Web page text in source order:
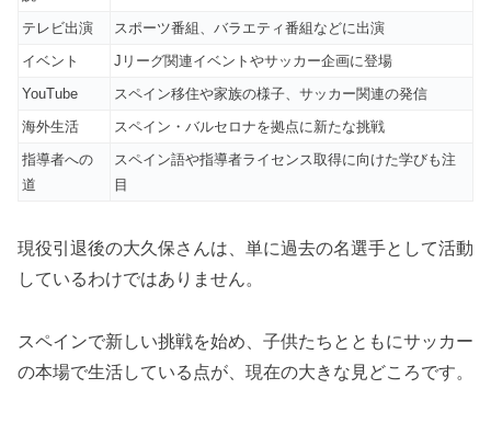
テレビ出演
スポーツ番組、バラエティ番組などに出演
イベント
Jリーグ関連イベントやサッカー企画に登場
YouTube
スペイン移住や家族の様子、サッカー関連の発信
海外生活
スペイン・バルセロナを拠点に新たな挑戦
指導者への
道
スペイン語や指導者ライセンス取得に向けた学びも注
目
現役引退後の大久保さんは、単に過去の名選手として活動
しているわけではありません。
スペインで新しい挑戦を始め、子供たちとともにサッカー
の本場で生活している点が、現在の大きな見どころです。